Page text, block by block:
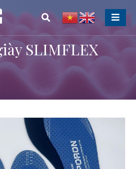
SLIMFLEX